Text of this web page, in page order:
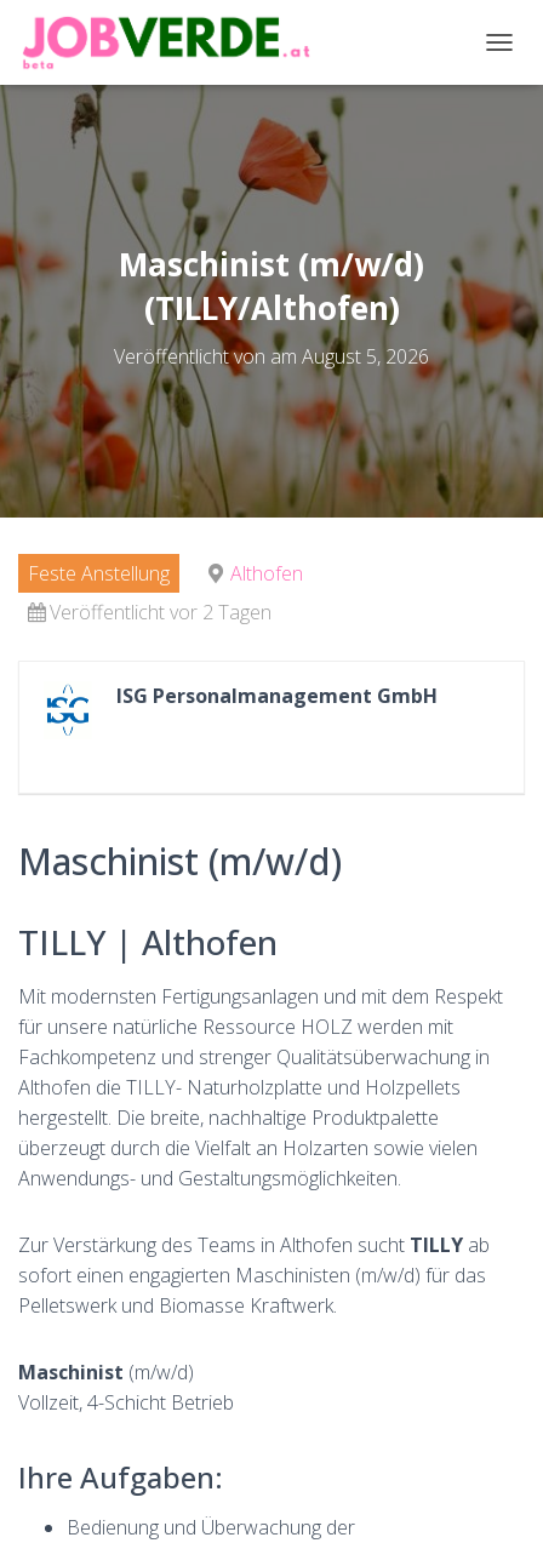
Maschinist (m/w/d)
(TILLY/Althofen)
Veröffentlicht von am August 5, 2026
Feste Anstellung
Althofen
Veröffentlicht vor 2 Tagen
ISG Personalmanagement GmbH
Maschinist (m/w/d)
TILLY | Althofen
Mit modernsten Fertigungsanlagen und mit dem Respekt
für unsere natürliche Ressource HOLZ werden mit
Fachkompetenz und strenger Qualitätsüberwachung in
Althofen die TILLY- Naturholzplatte und Holzpellets
hergestellt. Die breite, nachhaltige Produktpalette
überzeugt durch die Vielfalt an Holzarten sowie vielen
Anwendungs- und Gestaltungsmöglichkeiten.
Zur Verstärkung des Teams in Althofen sucht TILLY ab
sofort einen engagierten Maschinisten (m/w/d) für das
Pelletswerk und Biomasse Kraftwerk.
Maschinist (m/w/d)
Vollzeit, 4-Schicht Betrieb
Ihre Aufgaben:
Bedienung und Überwachung der